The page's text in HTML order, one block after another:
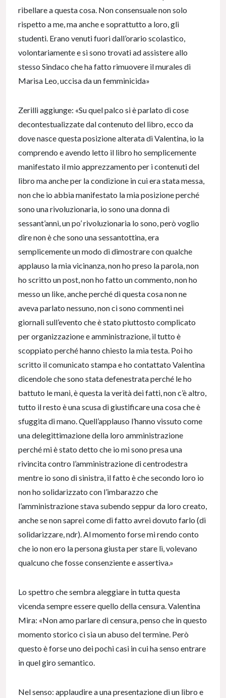
ribellare a questa cosa. Non consensuale non solo
rispetto a me, ma anche e soprattutto a loro, gli
studenti. Erano venuti fuori dall’orario scolastico,
volontariamente e si sono trovati ad assistere allo
stesso Sindaco che ha fatto rimuovere il murales di
Marisa Leo, uccisa da un femminicida»
Zerilli aggiunge: «Su quel palco si è parlato di cose
decontestualizzate dal contenuto del libro, ecco da
dove nasce questa posizione alterata di Valentina, io la
comprendo e avendo letto il libro ho semplicemente
manifestato il mio apprezzamento per i contenuti del
libro ma anche per la condizione in cui era stata messa,
non che io abbia manifestato la mia posizione perché
sono una rivoluzionaria, io sono una donna di
sessant’anni, un po’ rivoluzionaria lo sono, però voglio
dire non è che sono una sessantottina, era
semplicemente un modo di dimostrare con qualche
applauso la mia vicinanza, non ho preso la parola, non
ho scritto un post, non ho fatto un commento, non ho
messo un like, anche perché di questa cosa non ne
aveva parlato nessuno, non ci sono commenti nei
giornali sull’evento che è stato piuttosto complicato
per organizzazione e amministrazione, il tutto è
scoppiato perché hanno chiesto la mia testa. Poi ho
scritto il comunicato stampa e ho contattato Valentina
dicendole che sono stata defenestrata perché le ho
battuto le mani, è questa la verità dei fatti, non c’è altro,
tutto il resto è una scusa di giustificare una cosa che è
sfuggita di mano. Quell’applauso l’hanno vissuto come
una delegittimazione della loro amministrazione
perché mi è stato detto che io mi sono presa una
rivincita contro l’amministrazione di centrodestra
mentre io sono di sinistra, il fatto è che secondo loro io
non ho solidarizzato con l’imbarazzo che
l’amministrazione stava subendo seppur da loro creato,
anche se non saprei come di fatto avrei dovuto farlo (di
solidarizzare, ndr). Al momento forse mi rendo conto
che io non ero la persona giusta per stare lì, volevano
qualcuno che fosse consenziente e assertiva.»
Lo spettro che sembra aleggiare in tutta questa
vicenda sempre essere quello della censura. Valentina
Mira: «⁠Non amo parlare di censura, penso che in questo
momento storico ci sia un abuso del termine. Però
questo è forse uno dei pochi casi in cui ha senso entrare
in quel giro semantico.
Nel senso: applaudire a una presentazione di un libro e